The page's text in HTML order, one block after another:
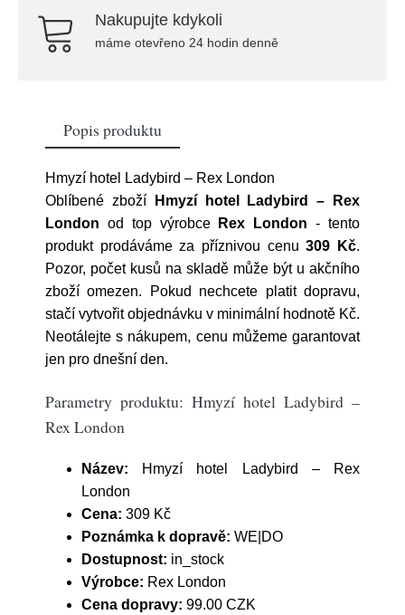
Nakupujte kdykoli
máme otevřeno 24 hodin denně
Popis produktu
Hmyzí hotel Ladybird – Rex London
Oblíbené zboží
Hmyzí hotel Ladybird – Rex
London od top výrobce Rex London - tento
produkt prodáváme za příznivou cenu309 Kč.
Pozor, počet kusů na skladě může být u akčního
zboží omezen. Pokud nechcete platit dopravu,
stačí vytvořit objednávku v minimální hodnotě Kč.
Neotálejte s nákupem, cenu můžeme garantovat
jen pro dnešní den.
Parametry produktu: Hmyzí hotel Ladybird –
Rex London
Název: Hmyzí hotel Ladybird – Rex
London
Cena: 309 Kč
Poznámka k dopravě: WE|DO
Dostupnost: in_stock
Výrobce: Rex London
Cena dopravy: 99.00 CZK